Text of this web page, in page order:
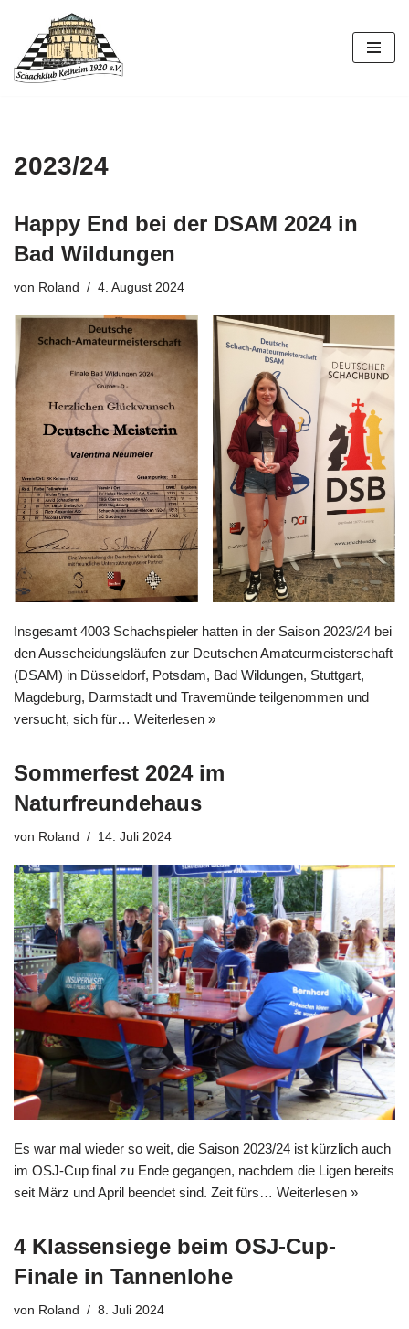
Zum
Inhalt
2023/24
Happy End bei der DSAM 2024 in
Bad Wildungen
von Roland 4. August 2024
Insgesamt 4003 Schachspieler hatten in der Saison 2023/24 bei
den Ausscheidungsläufen zur Deutschen Amateurmeisterschaft
(DSAM) in Düsseldorf, Potsdam, Bad Wildungen, Stuttgart,
Magdeburg, Darmstadt und Travemünde teilgenommen und
versucht, sich für… Weiterlesen »
Sommerfest 2024 im
Naturfreundehaus
von Roland 14. Juli 2024
Es war mal wieder so weit, die Saison 2023/24 ist kürzlich auch
im OSJ-Cup final zu Ende gegangen, nachdem die Ligen bereits
seit März und April beendet sind. Zeit fürs… Weiterlesen »
4 Klassensiege beim OSJ-Cup-
Finale in Tannenlohe
von Roland 8. Juli 2024